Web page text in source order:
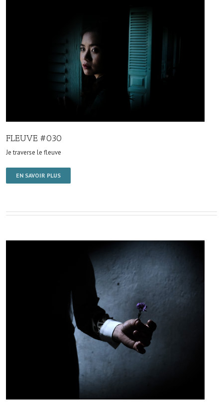
FLEUVE #030
Je traverse le fleuve
EN SAVOIR PLUS